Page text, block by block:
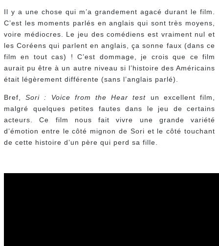
Il y a une chose qui m’a grandement agacé durant le film.
C’est les moments parlés en anglais qui sont très moyens,
voire médiocres. Le jeu des comédiens est vraiment nul et
les Coréens qui parlent en anglais, ça sonne faux (dans ce
film en tout cas) ! C’est dommage, je crois que ce film
aurait pu être à un autre niveau si l’histoire des Américains
était légèrement différente (sans l’anglais parlé).
Bref,Sori : Voice from the Hear test un excellent film,
malgré quelques petites fautes dans le jeu de certains
acteurs. Ce film nous fait vivre une grande variété
d’émotion entre le côté mignon de Sori et le côté touchant
de cette histoire d’un père qui perd sa fille.